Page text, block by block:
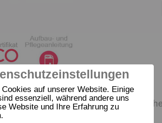
auf unserer Website. Einige
essenziell, während andere uns
Website und Ihre Erfahrung zu
aus Schafschur-Wolle (Bio-
Das clevere,
Luftaustausch und leitet